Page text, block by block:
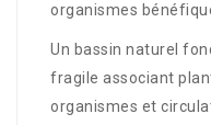
organismes
Un bassin naturel
fragile associant
organismes et